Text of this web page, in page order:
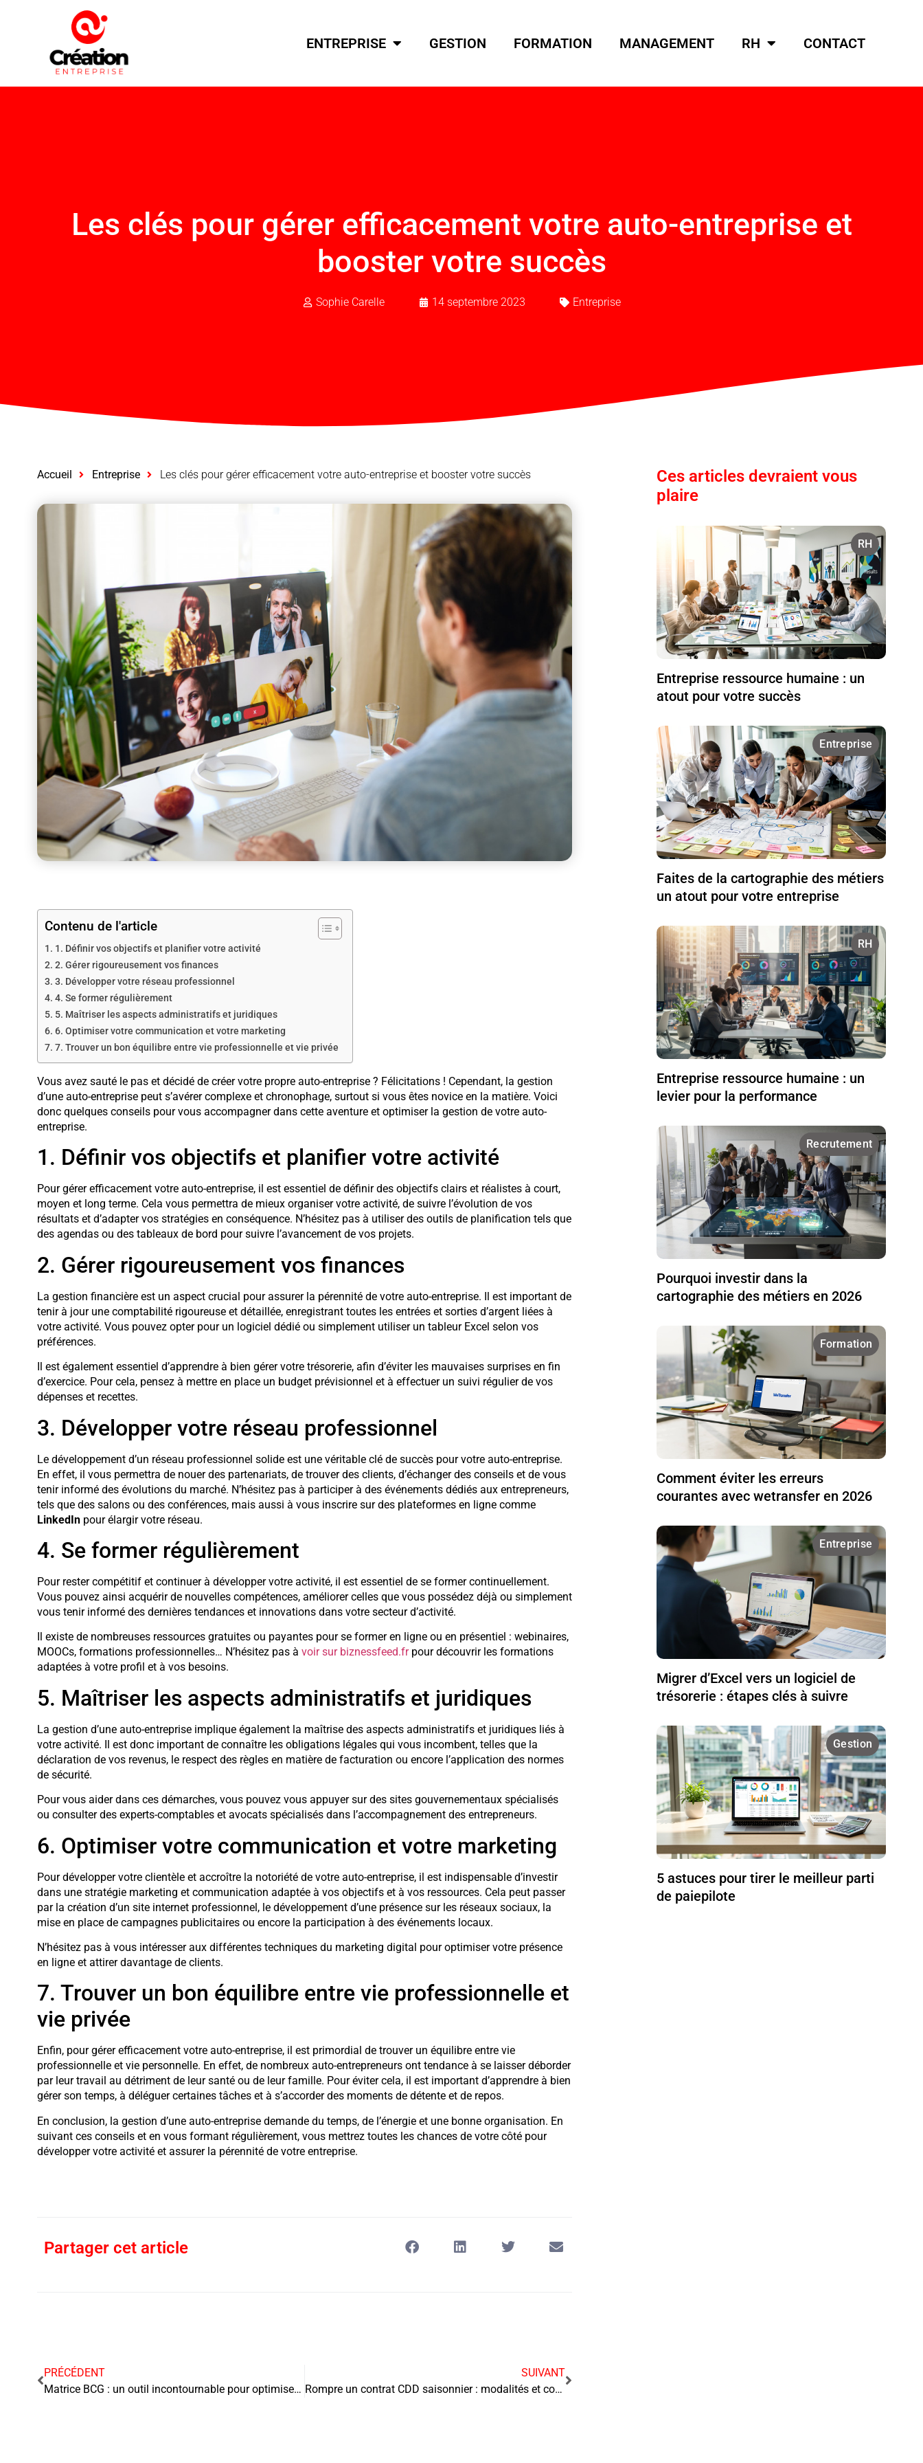
ENTREPRISE GESTION FORMATION MANAGEMENT RH CONTACT
Les clés pour gérer efficacement votre auto-entreprise et
booster votre succès
Sophie Carelle 14 septembre 2023 Entreprise
Accueil Entreprise Les clés pour gérer efficacement votre auto-entreprise et booster votre succès
Contenu de l'article
1. Définir vos objectifs et planifier votre activité
2. Gérer rigoureusement vos finances
3. Développer votre réseau professionnel
4. Se former régulièrement
5. Maîtriser les aspects administratifs et juridiques
6. Optimiser votre communication et votre marketing
7. Trouver un bon équilibre entre vie professionnelle et vie privée
Vous avez sauté le pas et décidé de créer votre propre auto-entreprise ? Félicitations ! Cependant, la gestion
d’une auto-entreprise peut s’avérer complexe et chronophage, surtout si vous êtes novice en la matière. Voici
donc quelques conseils pour vous accompagner dans cette aventure et optimiser la gestion de votre auto-
entreprise.
1. Définir vos objectifs et planifier votre activité
Pour gérer efficacement votre auto-entreprise, il est essentiel de définir des objectifs clairs et réalistes à court,
moyen et long terme. Cela vous permettra de mieux organiser votre activité, de suivre l’évolution de vos
résultats et d’adapter vos stratégies en conséquence. N’hésitez pas à utiliser des outils de planification tels que
des agendas ou des tableaux de bord pour suivre l’avancement de vos projets.
2. Gérer rigoureusement vos finances
La gestion financière est un aspect crucial pour assurer la pérennité de votre auto-entreprise. Il est important de
tenir à jour une comptabilité rigoureuse et détaillée, enregistrant toutes les entrées et sorties d’argent liées à
votre activité. Vous pouvez opter pour un logiciel dédié ou simplement utiliser un tableur Excel selon vos
préférences.
Il est également essentiel d’apprendre à bien gérer votre trésorerie, afin d’éviter les mauvaises surprises en fin
d’exercice. Pour cela, pensez à mettre en place un budget prévisionnel et à effectuer un suivi régulier de vos
dépenses et recettes.
3. Développer votre réseau professionnel
Le développement d’un réseau professionnel solide est une véritable clé de succès pour votre auto-entreprise.
En effet, il vous permettra de nouer des partenariats, de trouver des clients, d’échanger des conseils et de vous
tenir informé des évolutions du marché. N’hésitez pas à participer à des événements dédiés aux entrepreneurs,
tels que des salons ou des conférences, mais aussi à vous inscrire sur des plateformes en ligne comme
LinkedInpour élargir votre réseau.
4. Se former régulièrement
Pour rester compétitif et continuer à développer votre activité, il est essentiel de se former continuellement.
Vous pouvez ainsi acquérir de nouvelles compétences, améliorer celles que vous possédez déjà ou simplement
vous tenir informé des dernières tendances et innovations dans votre secteur d’activité.
Il existe de nombreuses ressources gratuites ou payantes pour se former en ligne ou en présentiel : webinaires,
MOOCs, formations professionnelles… N’hésitez pas à voir sur biznessfeed.frpour découvrir les formations
adaptées à votre profil et à vos besoins.
5. Maîtriser les aspects administratifs et juridiques
La gestion d’une auto-entreprise implique également la maîtrise des aspects administratifs et juridiques liés à
votre activité. Il est donc important de connaître les obligations légales qui vous incombent, telles que la
déclaration de vos revenus, le respect des règles en matière de facturation ou encore l’application des normes
de sécurité.
Pour vous aider dans ces démarches, vous pouvez vous appuyer sur des sites gouvernementaux spécialisés
ou consulter des experts-comptables et avocats spécialisés dans l’accompagnement des entrepreneurs.
6. Optimiser votre communication et votre marketing
Pour développer votre clientèle et accroître la notoriété de votre auto-entreprise, il est indispensable d’investir
dans une stratégie marketing et communication adaptée à vos objectifs et à vos ressources. Cela peut passer
par la création d’un site internet professionnel, le développement d’une présence sur les réseaux sociaux, la
mise en place de campagnes publicitaires ou encore la participation à des événements locaux.
N’hésitez pas à vous intéresser aux différentes techniques du marketing digital pour optimiser votre présence
en ligne et attirer davantage de clients.
7. Trouver un bon équilibre entre vie professionnelle et
vie privée
Enfin, pour gérer efficacement votre auto-entreprise, il est primordial de trouver un équilibre entre vie
professionnelle et vie personnelle. En effet, de nombreux auto-entrepreneurs ont tendance à se laisser déborder
par leur travail au détriment de leur santé ou de leur famille. Pour éviter cela, il est important d’apprendre à bien
gérer son temps, à déléguer certaines tâches et à s’accorder des moments de détente et de repos.
En conclusion, la gestion d’une auto-entreprise demande du temps, de l’énergie et une bonne organisation. En
suivant ces conseils et en vous formant régulièrement, vous mettrez toutes les chances de votre côté pour
développer votre activité et assurer la pérennité de votre entreprise.
Partager cet article
PRÉCÉDENT
Matrice BCG : un outil incontournable pour optimiser la gestion de son portefeuille d’activités
SUIVANT
Rompre un contrat CDD saisonnier : modalités et conséquences
Ces articles devraient vous
plaire
RH
Entreprise ressource humaine : un
atout pour votre succès
Entreprise
Faites de la cartographie des métiers
un atout pour votre entreprise
RH
Entreprise ressource humaine : un
levier pour la performance
Recrutement
Pourquoi investir dans la
cartographie des métiers en 2026
Formation
Comment éviter les erreurs
courantes avec wetransfer en 2026
Entreprise
Migrer d’Excel vers un logiciel de
trésorerie : étapes clés à suivre
Gestion
5 astuces pour tirer le meilleur parti
de paiepilote